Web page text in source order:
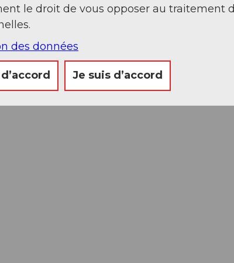
De là, à pied via Holzegg-Alp Zwischet
retour par le même chemin. Vous
le droit de vous opposer au traitement
des données
Je suis d’accord